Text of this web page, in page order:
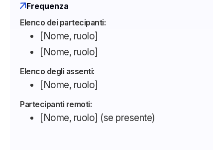
Frequenza
Elenco dei partecipanti:
[Nome, ruolo]
[Nome, ruolo]
Elenco degli assenti:
[Nome, ruolo]
Partecipanti remoti:
[Nome, ruolo] (se presente)